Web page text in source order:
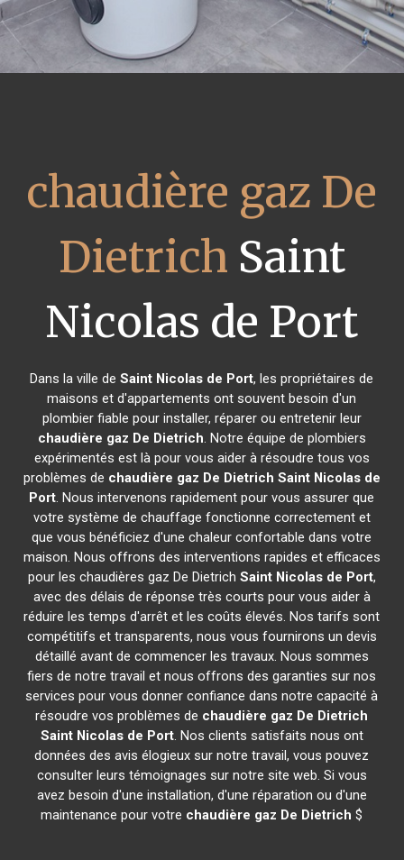
chaudière gaz De
Dietrich Saint
Nicolas de Port
Dans la ville deSaint Nicolas de Port, les propriétaires de
maisons et d'appartements ont souvent besoin d'un
plombier fiable pour installer, réparer ou entretenir leur
chaudière gaz De Dietrich. Notre équipe de plombiers
expérimentés est là pour vous aider à résoudre tous vos
problèmes de chaudière gaz De Dietrich Saint Nicolas de
Port. Nous intervenons rapidement pour vous assurer que
votre système de chauffage fonctionne correctement et
que vous bénéficiez d'une chaleur confortable dans votre
maison. Nous offrons des interventions rapides et efficaces
pour les chaudières gaz De Dietrich Saint Nicolas de Port,
avec des délais de réponse très courts pour vous aider à
réduire les temps d'arrêt et les coûts élevés. Nos tarifs sont
compétitifs et transparents, nous vous fournirons un devis
détaillé avant de commencer les travaux. Nous sommes
fiers de notre travail et nous offrons des garanties sur nos
services pour vous donner confiance dans notre capacité à
résoudre vos problèmes de chaudière gaz De Dietrich
Saint Nicolas de Port. Nos clients satisfaits nous ont
données des avis élogieux sur notre travail, vous pouvez
consulter leurs témoignages sur notre site web. Si vous
avez besoin d'une installation, d'une réparation ou d'une
maintenance pour votre chaudière gaz De Dietrich $